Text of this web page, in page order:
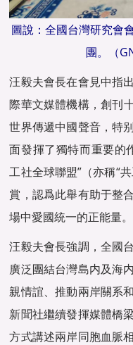
圖說：全國台灣研究會
團。（
汪毅夫會長在會見中指
際華文媒體機構，創刊
世界傳遞中國聲音，特
面發揮了獨特而重要的
工社全球聯盟”（亦稱“
賞，認爲此舉有助于整
場中愛國統一的正能量。
汪毅夫會長強調，全國
廣泛團結台灣島内及海
親情誼、推動兩岸關系
新聞社繼續發揮媒體橋
方式講述兩岸同胞血脈